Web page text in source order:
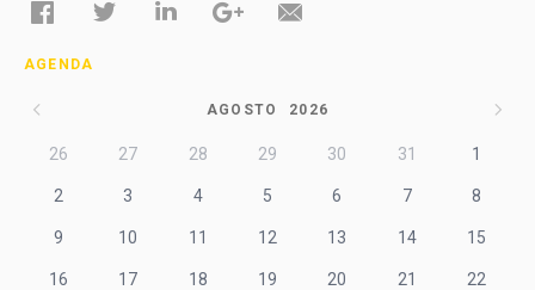
AGENDA
AGOSTO 2026
26 27 28 29 30 31 1
2 3 4 5 6 7 8
9 10 11 12 13 14 15
16 17 18 19 20 21 22